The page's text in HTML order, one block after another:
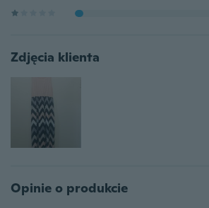
Zdjęcia klienta
Opinie o produkcie